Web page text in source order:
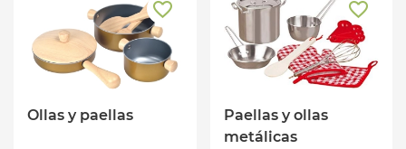
Ollas y paellas
Paellas y ollas
metálicas